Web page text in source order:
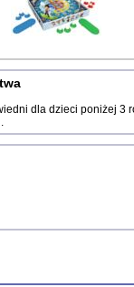
dla dzieci poniżej 3